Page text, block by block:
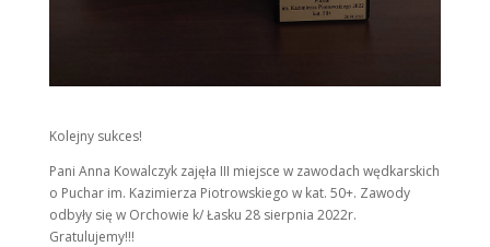
Kolejny sukces!
Pani Anna Kowalczyk zajęła III miejsce w zawodach wędkarskich
o Puchar im. Kazimierza Piotrowskiego w kat. 50+. Zawody
odbyły się w Orchowie k/ Łasku 28 sierpnia 2022r.
Gratulujemy!!!